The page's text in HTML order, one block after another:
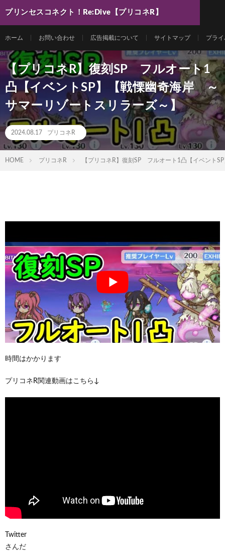
プリンセスコネクト！Re:Dive【プリコネR】
ホーム お問い合わせ 広告掲載について サイトマップ プラ
【プリコネR】復刻SP フルオート1
凸【イベントSP】【戦慄幽奇海岸 ～
サマーリゾートスリラーズ～】
2024.08.17 プリコネR
HOME プリコネR 【プリコネR】復刻SP フルオート1凸【イベント
時間はかかります
プリコネR関連動画はこちら↓
Twitter
さんだ